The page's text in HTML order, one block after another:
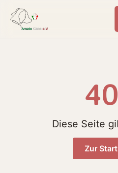
Diese Seite
Zur